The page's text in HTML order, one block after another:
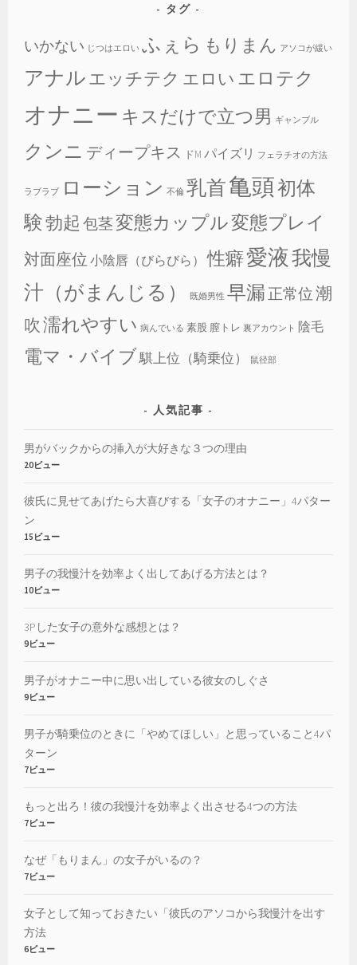
タグ
いかない じつはエロい ふぇら もりまん アソコが緩い
アナルエッチテク エロい エロテク
オナニー キスだけで立つ男 ギャンブル
クンニ ディープキス ドM パイズリ フェラチオの方法
ラブラブ ローション 不倫 乳首亀頭初体
験勃起 包茎変態カップル変態プレイ
対面座位 小陰唇（びらびら） 性癖愛液我慢
汁（がまんじる）
既婚男性 早漏 正常位潮
吹 濡れやすい 病んでいる 素股 膣トレ 裏アカウント 陰毛
電マ・バイブ騏上位（騎乗位） 鼠径部
人気記事
男がバックからの挿入が大好きな３つの理由
20ビュー
彼氏に見せてあげたら大喜びする「女子のオナニー」4パター
ン
15ビュー
男子の我慢汁を効率よく出してあげる方法とは？
10ビュー
3Pした女子の意外な感想とは？
9ビュー
男子がオナニー中に思い出している彼女のしぐさ
9ビュー
男子が騎乗位のときに「やめてほしい」と思っていること4パ
ターン
7ビュー
もっと出ろ！彼の我慢汁を効率よく出させる4つの方法
7ビュー
なぜ「もりまん」の女子がいるの？
7ビュー
女子として知っておきたい「彼氏のアソコから我慢汁を出す
方法
6ビュー